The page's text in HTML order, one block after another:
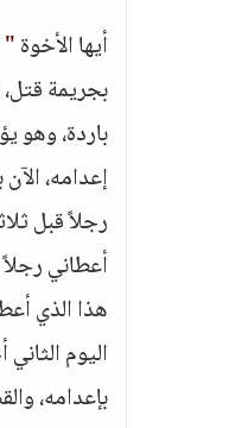
أيها الأخوة
بجريمة
باردة، وهو
إعدامه،
رجلاً قبل
أعطاني
هذا الذي
اليوم
بإعدامه،